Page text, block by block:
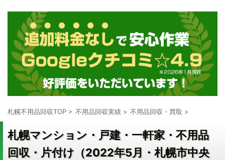
札幌不用品回収TOP > 不用品回収実績 > 不用品回収・買取 >
札幌マンション・戸建・一軒家・不用品
回収・片付け（2022年5月・札幌市中央